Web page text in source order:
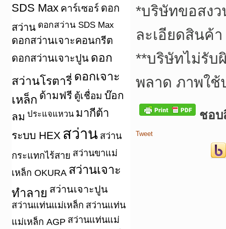
SDS Max คาร์เซอร์ ดอก
สว่าน ดอกสว่าน SDS Max
ดอกสว่านเจาะคอนกรีต
ดอกสว่านเจาะปูน ดอก
สว่านโรตารี่ ดอกเจาะ
เหล็ก ด้ามฟรี ตู้เชื่อม บ๊อก
ลม ประแจแหวน มากีต้า
ระบบ HEX สว่าน สว่าน
กระแทกไร้สาย สว่านขาแม่
เหล็ก OKURA สว่านเจาะ
ทำลาย สว่านเจาะปูน
สว่านแท่นแม่เหล็ก สว่านแท่น
แม่เหล็ก AGP สว่านแท่นแม่
*บริษัทขอสงว
ละเอียดสินค้
**บริษัทไม่รับ
พลาด ภาพใ
ชอบ
Tweet